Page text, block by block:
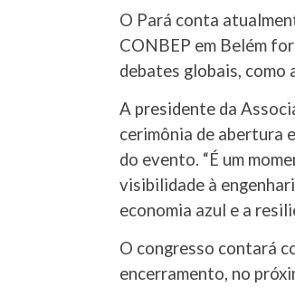
O Pará conta
CONBEP em Belém
debates globais, como
A presidente da
cerimônia de abertura
do evento. “É um
visibilidade à
economia azul e a
O congresso contará
encerramento, no